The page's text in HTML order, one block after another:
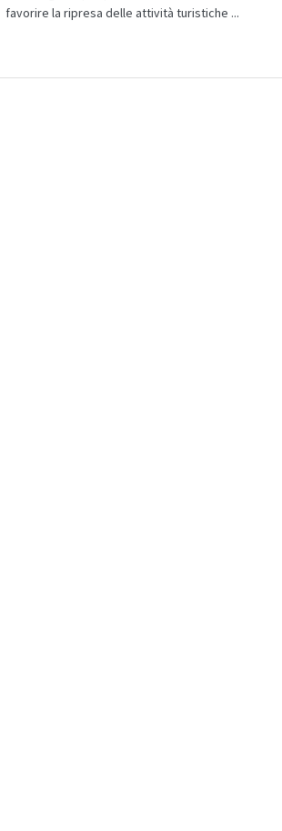
favorire la ripresa delle attività turistiche ...